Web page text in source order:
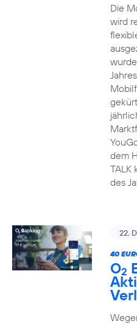
Die
wird
dem
TALK
des
22.
40
O2